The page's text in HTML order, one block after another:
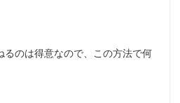
るのは得意なので、この方法で何